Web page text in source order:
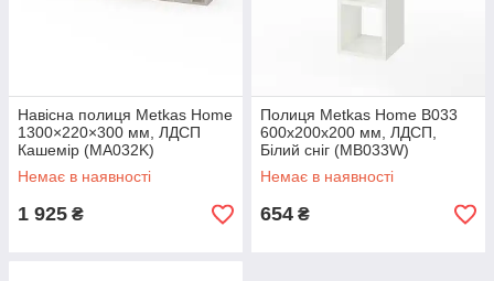
Навісна полиця Metkas Home
1300×220×300 мм, ЛДСП
Кашемір (MA032K)
Немає в наявності
1 925 ₴
Полиця Metkas Home B033
600х200х200 мм, ЛДСП,
Білий сніг (MB033W)
Немає в наявності
654 ₴